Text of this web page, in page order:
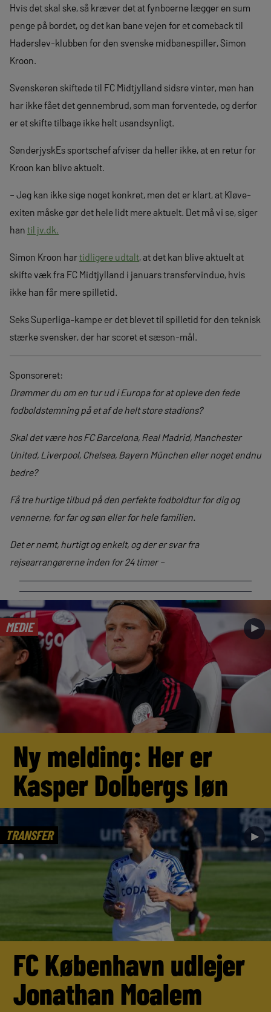
Hvis det skal ske, så kræver det at fynboerne lægger en sum
penge på bordet, og det kan bane vejen for et comeback til
Haderslev-klubben for den svenske midbanespiller, Simon
Kroon.
Svenskeren skiftede til FC Midtjylland sidsre vinter, men han
har ikke fået det gennembrud, som man forventede, og derfor
er et skifte tilbage ikke helt usandsynligt.
SønderjyskEs sportschef afviser da heller ikke, at en retur for
Kroon kan blive aktuelt.
– Jeg kan ikke sige noget konkret, men det er klart, at Kløve-
exiten måske gør det hele lidt mere aktuelt. Det må vi se, siger
han til jv.dk.
Simon Kroon hartidligere udtalt, at det kan blive aktuelt at
skifte væk fra FC Midtjylland i januars transfervindue, hvis
ikke han får mere spilletid.
Seks Superliga-kampe er det blevet til spilletid for den teknisk
stærke svensker, der har scoret et sæson-mål.
Sponsoreret:
Drømmer du om en tur ud i Europa for at opleve den fede
fodboldstemning på et af de helt store stadions?
Skal det være hos FC Barcelona, Real Madrid, Manchester
United, Liverpool, Chelsea, Bayern München eller noget endnu
bedre?
Få tre hurtige tilbud på den perfekte fodboldtur for dig og
vennerne, for far og søn eller for hele familien.
Det er nemt, hurtigt og enkelt, og der er svar fra
rejsearrangørerne inden for 24 timer –
MEDIE ►
Ny melding: Her er
Kasper Dolbergs løn
TRANSFER ►
FC København udlejer
Jonathan Moalem